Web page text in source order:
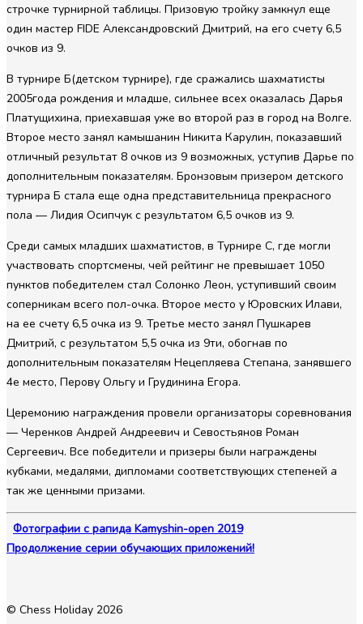
строчке турнирной таблицы. Призовую тройку замкнул еще
один мастер FIDE Александровский Дмитрий, на его счету 6,5
очков из 9.
В турнире Б(детском турнире), где сражались шахматисты
2005года рождения и младше, сильнее всех оказалась Дарья
Платущихина, приехавшая уже во второй раз в город на Волге.
Второе место занял камышанин Никита Карулин, показавший
отличный результат 8 очков из 9 возможных, уступив Дарье по
дополнительным показателям. Бронзовым призером детского
турнира Б стала еще одна представительница прекрасного
пола — Лидия Осипчук с результатом 6,5 очков из 9.
Среди самых младших шахматистов, в Турнире С, где могли
участвовать спортсмены, чей рейтинг не превышает 1050
пунктов победителем стал Солонко Леон, уступивший своим
соперникам всего пол-очка. Второе место у Юровских Илави,
на ее счету 6,5 очка из 9. Третье место занял Пушкарев
Дмитрий, с результатом 5,5 очка из 9ти, обогнав по
дополнительным показателям Нецепляева Степана, занявшего
4е место, Перову Ольгу и Грудинина Егора.
Церемонию награждения провели организаторы соревнования
— Черенков Андрей Андреевич и Севостьянов Роман
Сергеевич. Все победители и призеры были награждены
кубками, медалями, дипломами соответствующих степеней а
так же ценными призами.
Фотографии с рапида Kamyshin-open 2019
Продолжение серии обучающих приложений!
© Chess Holiday 2026